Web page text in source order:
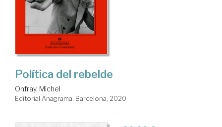
Política del rebelde
Onfray, Michel
Editorial Anagrama. Barcelona, 2020